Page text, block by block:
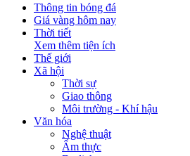
Thông tin bóng đá
Giá vàng hôm nay
Thời tiết
Xem thêm tiện ích
Thế giới
Xã hội
Thời sự
Giao thông
Môi trường - Khí hậu
Văn hóa
Nghệ thuật
Ẩm thực